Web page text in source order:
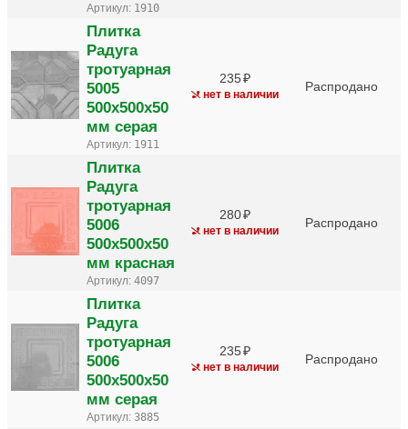
Артикул: 1910
Плитка
Радуга
тротуарная
5005
500х500х50
мм серая
Артикул: 1911
235
нет в наличии
Распродано
Плитка
Радуга
тротуарная
5006
500х500х50
мм красная
Артикул: 4097
280
нет в наличии
Распродано
Плитка
Радуга
тротуарная
5006
500х500х50
мм серая
Артикул: 3885
235
нет в наличии
Распродано